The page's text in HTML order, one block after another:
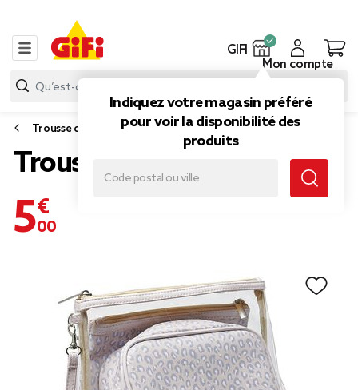
GIFI
Indiquez votre magasin préféré
pour voir la disponibilité des
produits
Mon compte
Trousse de toilette, trousse à maquillage
Trousse de toilette 3en1
5,00 €